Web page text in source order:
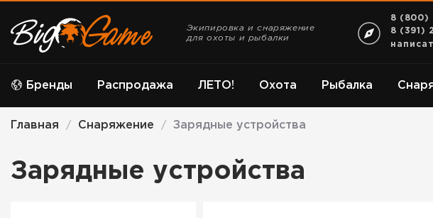
Экипировка и снаряжение
для охоты и рыбалки
8 (800)
8 (391)
Бренды ЛЕТО! Охота Рыбалка
Распродажа
Главная / Снаряжение / Зарядные устройства
Зарядные устройства